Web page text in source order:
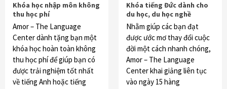
Khóa học nhập môn không
thu học phí
Amor – The Language
Center dành tặng bạn một
khóa học hoàn toàn không
thu học phí để giúp bạn có
được trải nghiệm tốt nhất
về tiếng Anh hoặc tiếng
Khóa tiếng Đức dành cho
du học, du học nghề
Nhằm giúp các bạn đạt
được ước mơ thay đổi cuộc
đời một cách nhanh chóng,
Amor – The Language
Center khai giảng liên tục
vào ngày 15 hàng